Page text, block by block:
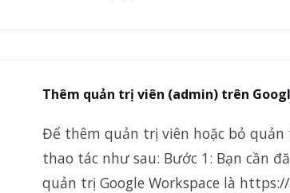
Thêm quản trị viên (admin) trên
Để thêm quản trị viên hoặc bỏ
thao tác như sau: Bước 1: Bạn cần
quản trị Google Workspace là